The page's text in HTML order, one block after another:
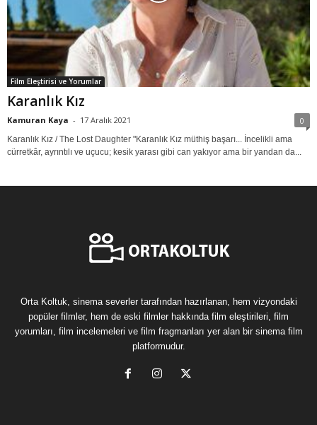
Film Eleştirisi ve Yorumlar
Karanlık Kız
Kamuran Kaya - 17 Aralık 2021 0
Karanlık Kız / The Lost Daughter "Karanlık Kız müthiş başarı... İncelikli ama
cürretkâr, ayrıntılı ve uçucu; kesik yarası gibi can yakıyor ama bir yandan da...
Orta Koltuk, sinema severler tarafından hazırlanan, hem vizyondaki
popüler filmler, hem de eski filmler hakkında film eleştirileri, film
yorumları, film incelemeleri ve film fragmanları yer alan bir sinema film
platformudur.